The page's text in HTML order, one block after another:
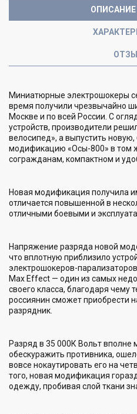
ОПИСАНИЕ
Миниатюрные электрошокеры
время получили чрезвычайно
Москве и по всей России. С
устройств, производители
велосипед», а выпустить
модификацию «Осы-800» в том
согражданам, компактном и
Новая модификация получила
отличается повышенной в
отличными боевыми и
Напряжение разряда новой
что вплотную приблизило
электрошокеров-
Max Effect — один из самых
своего класса, благодаря чему
россиянин сможет приобрести
разрядник.
Разряд в 35 000К Вольт вполне
обескуражить противника,
вовсе нокаутировать его на
того, новая модификация
одежду, пробивая слой ткани